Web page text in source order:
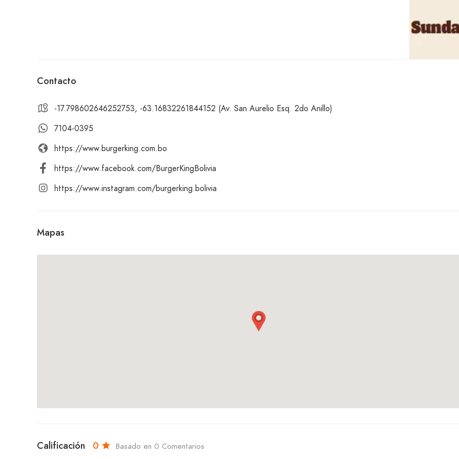
Contacto
-17.798602646252753, -63.16832261844152 (Av. San Aurelio Esq. 2do Anillo)
7104-0395
https://www.burgerking.com.bo
https://www.facebook.com/BurgerKingBolivia
https://www.instagram.com/burgerking.bolivia
Mapas
Calificación 0 Basado en 0 Comentarios